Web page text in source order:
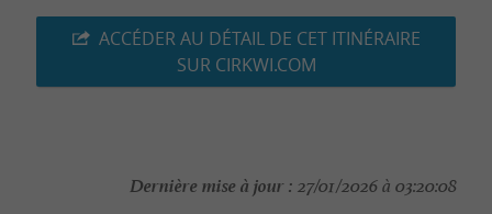
ACCÉDER AU DÉTAIL DE CET ITINÉRAIRE
SUR CIRKWI.COM
Dernière mise à jour : 27/01/2026 à 03:20:08